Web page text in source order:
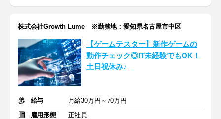
株式会社Growth Lume ※勤務地：愛知県名古屋市中区
【ゲームテスター】新作ゲームの
動作チェック◎IT未経験でもOK！
土日祝休み♪
給与
月給30万円～70万円
雇用形態
正社員